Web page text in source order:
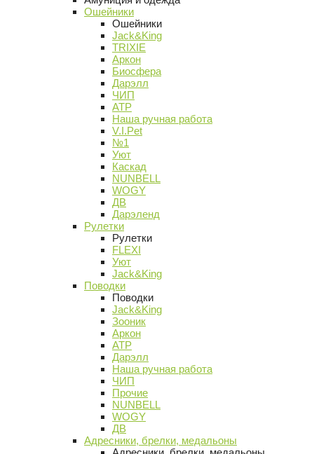
Ошейники
Ошейники
Jack&King
TRIXIE
Аркон
Биосфера
Дарэлл
ЧИП
АТР
Наша ручная работа
V.I.Pet
№1
Уют
Каскад
NUNBELL
WOGY
ДВ
Дарэленд
Рулетки
Рулетки
FLEXI
Уют
Jack&King
Поводки
Поводки
Jack&King
Зооник
Аркон
АТР
Дарэлл
Наша ручная работа
ЧИП
Прочие
NUNBELL
WOGY
ДВ
Адресники, брелки, медальоны